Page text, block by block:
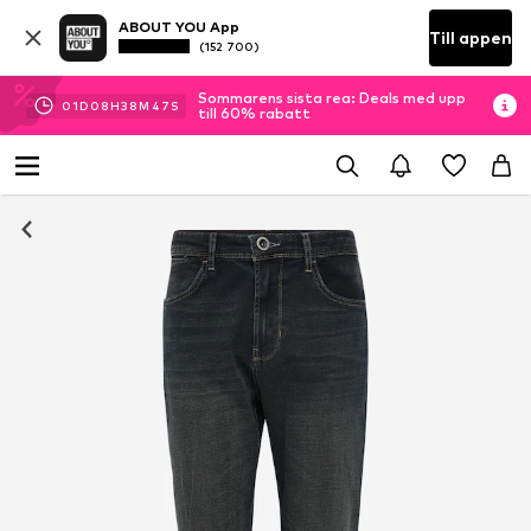
ABOUT YOU App
(152 700) Till appen
01D 08H38M 47 S
Sommarens sista rea: Deals med upp
till 60% rabatt